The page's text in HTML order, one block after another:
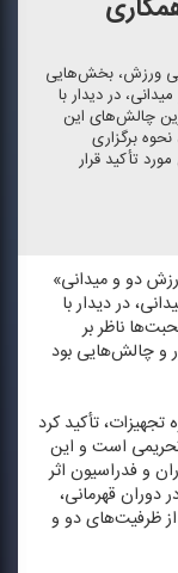
ورزش، بخش‌هایی
در دیدار با
چالش‌های این
برگزاری
تأكید قرار
دو و میدانی»
در دیدار با
ناظر بر
و چالش‌هایی بود
تأكید كرد
است و این
و فدراسیون اثر
قهرمانی،
از ظرفیت‌های دو و